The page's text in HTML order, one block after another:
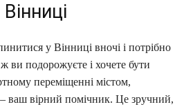
у Вінниці вночі і потрібно
ви подорожуєте і хочете бути
переміщенні містом,
ваш вірний помічник. Це зручний,